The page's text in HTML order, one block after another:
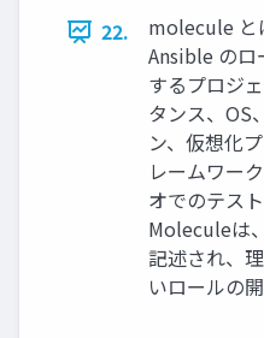
22.
molecule
Ansible のロ
するプロジ
タンス、OS
ン、仮想化
レームワー
オでのテス
Moleculeは
記述され、
いロールの